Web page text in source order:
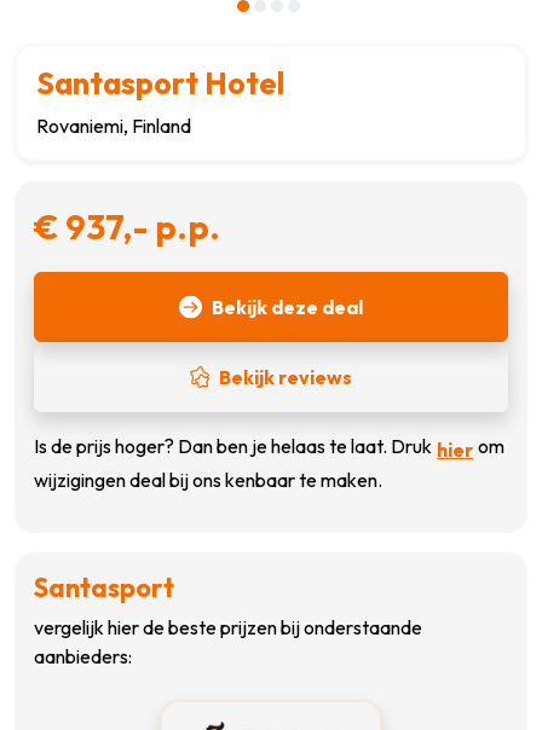
Santasport Hotel
Rovaniemi, Finland
€ 937,- p.p.
Bekijk deze deal
Bekijk reviews
Is de prijs hoger? Dan ben je helaas te laat. Druk hier om
wijzigingen deal bij ons kenbaar te maken.
Santasport
vergelijk hier de beste prijzen bij onderstaande
aanbieders: